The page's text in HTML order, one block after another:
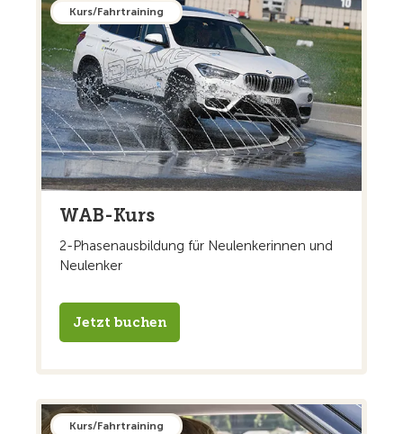
Kurs/Fahrtraining
WAB-Kurs
2-Phasenausbildung für Neulenkerinnen und
Neulenker
Jetzt buchen
Kurs/Fahrtraining